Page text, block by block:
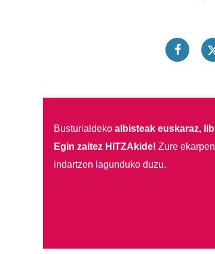
Busturialdeko albisteak euskaraz,
Egin zaitez HITZAkide! Zure
indartzen lagunduko duzu.